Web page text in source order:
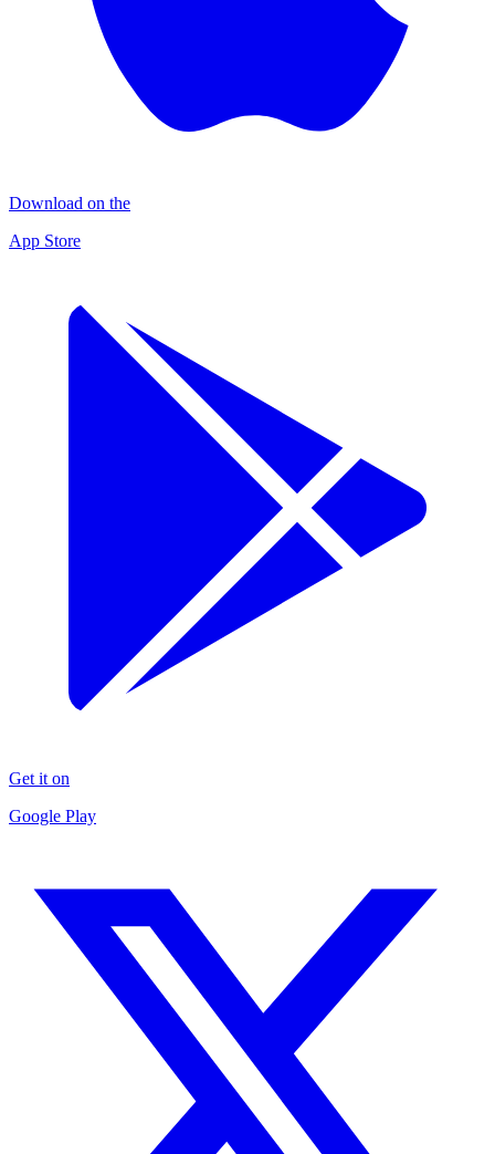
Download on the
App Store
Get it on
Google Play